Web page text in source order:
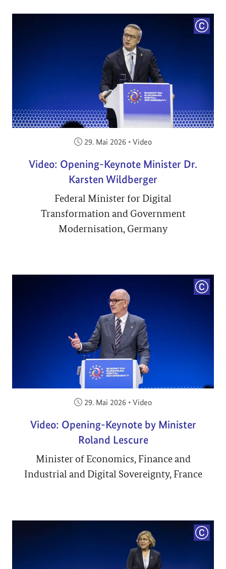
Veröffentlicht am:
29. Mai 2026 • Video
Video: Opening-Keynote Minister Dr.
Karsten Wildberger
Federal Minister for Digital
Transformation and Government
Modernisation, Germany
Veröffentlicht am:
29. Mai 2026 • Video
Video: Opening-Keynote by Minister
Roland Lescure
Minister of Economics, Finance and
Industrial and Digital Sovereignty, France